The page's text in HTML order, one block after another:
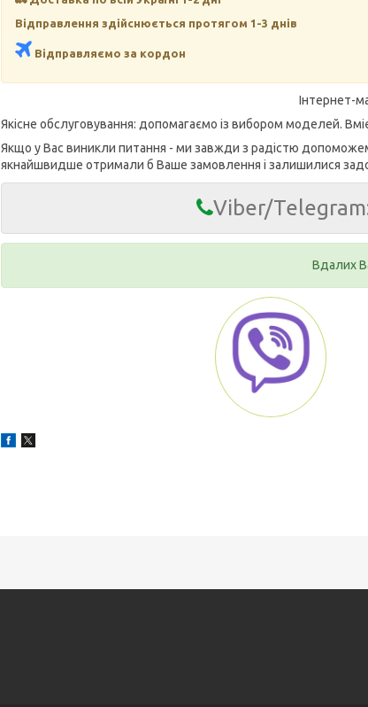
Відправлення здійснюється протягом 1-3 днів
Відправляємо за кордон
Інтернет-
Якісне обслуговування: допомагаємо із вибором моделей.
Якщо у Вас виникли питання - ми завжди з радістю
якнайшвидше отримали б Ваше замовлення і залишилися
Viber/
Вдалих